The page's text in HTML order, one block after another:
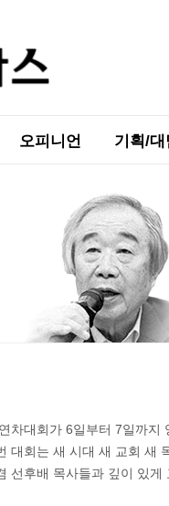
오피니언 기획/대
차대회가 6일부터 7일까지
대회는 새 시대 새 교회 새
선후배 목사들과 깊이 있게